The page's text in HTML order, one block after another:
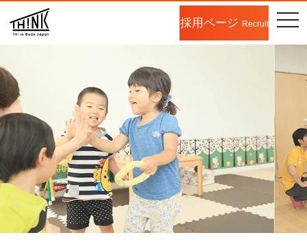
採用ページ Recruit